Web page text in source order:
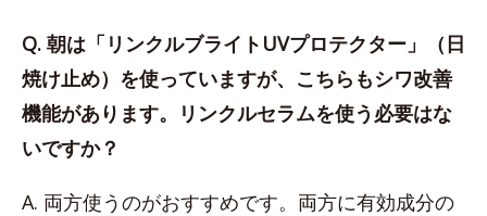
Q. 朝は「リンクルブライトUVプロテクター」（日
焼け止め）を使っていますが、こちらもシワ改善
機能があります。リンクルセラムを使う必要はな
いですか？
A. 両方使うのがおすすめです。両方に有効成分の